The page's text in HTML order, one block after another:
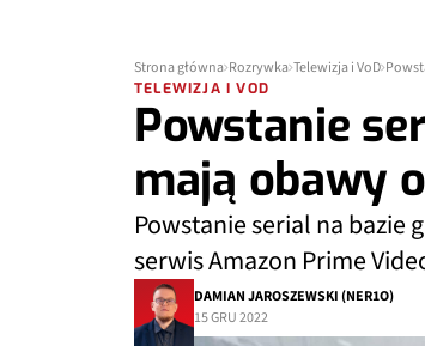
Strona główna Rozrywka Telewizja i VoD
TELEWIZJA I VOD
Powstanie
mają obawy
Powstanie serial na bazie
serwis Amazon Prime
DAMIAN JAROSZEWSKI (NER1O)
15 GRU 2022